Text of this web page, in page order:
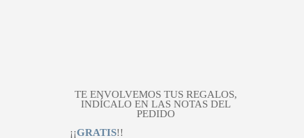
TE ENVOLVEMOS TUS REGALOS,
INDÍCALO EN LAS NOTAS DEL
PEDIDO
¡¡GRATIS!!